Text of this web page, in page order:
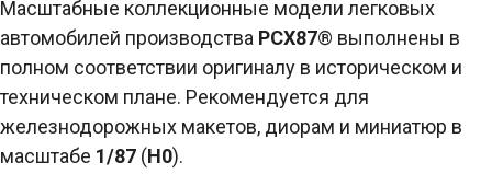
Масштабные коллекционные модели легковых
автомобилей производства PCX87® выполнены в
полном соответствии оригиналу в историческом и
техническом плане. Рекомендуется для
железнодорожных макетов, диорам и миниатюр в
масштабе 1/87 (H0).